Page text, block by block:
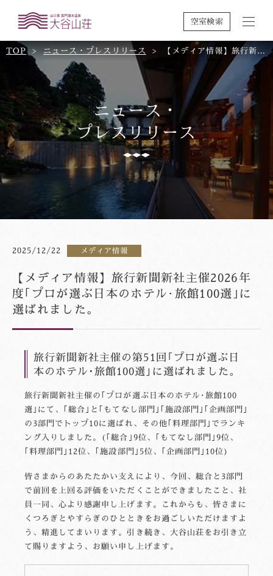
空室検索
TOP ニュース・プレスリリース 【メディア情報】旅行新聞新社主催2026年度｢プロが選ぶ日本のホテル･旅館100選｣に選ばれました。
ニュース・
プレスリリース
2025/12/22 メディア情報
【メディア情報】旅行新聞新社主催2026年
度｢プロが選ぶ日本のホテル･旅館100選｣に
選ばれました。
旅行新聞新社主催の第51回｢プロが選ぶ日
本のホテル･旅館100選｣に選ばれました。
旅行新聞新社主催の｢プロが選ぶ日本のホテル･旅館100
選｣にて、｢総合｣と｢もてなし部門｣｢施設部門｣｢企画部門｣
の3部門でトップ10に選ばれ、その他｢料理部門｣でランキ
ング入りしました。(｢総合｣9位、｢もてなし部門｣9位、
｢料理部門｣12位、｢施設部門｣5位、｢企画部門｣10位)
皆さまからのあたたかい支えにより、今回、総合と3部門
で前回を上回る評価をいただくことができましたこと、社
員一同、心より感謝申し上げます。これからも、皆さまに
くつろぎとやすらぎのひとときをお過ごしいただけますよ
う、精進してまいります。引き続き、大谷山荘をお引き立
て賜りますよう、お願い申し上げます。